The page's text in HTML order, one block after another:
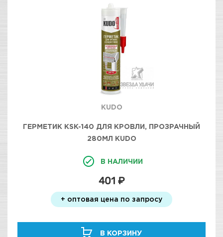
KUDO
ГЕРМЕТИК KSK-140 ДЛЯ КРОВЛИ, ПРОЗРАЧНЫЙ
280МЛ KUDO
В НАЛИЧИИ
401 ₽
+ оптовая цена по запросу
В КОРЗИНУ